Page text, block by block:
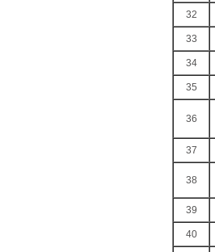
32
33
34
35
36
37
38
39
40